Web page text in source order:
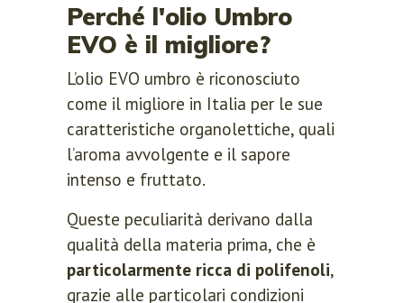
Perché l'olio Umbro
EVO è il migliore?
L’olio EVO umbro è riconosciuto
come il migliore in Italia per le sue
caratteristiche organolettiche, quali
l’aroma avvolgente e il sapore
intenso e fruttato.
Queste peculiarità derivano dalla
qualità della materia prima, che è
particolarmente ricca di polifenoli,
grazie alle particolari condizioni